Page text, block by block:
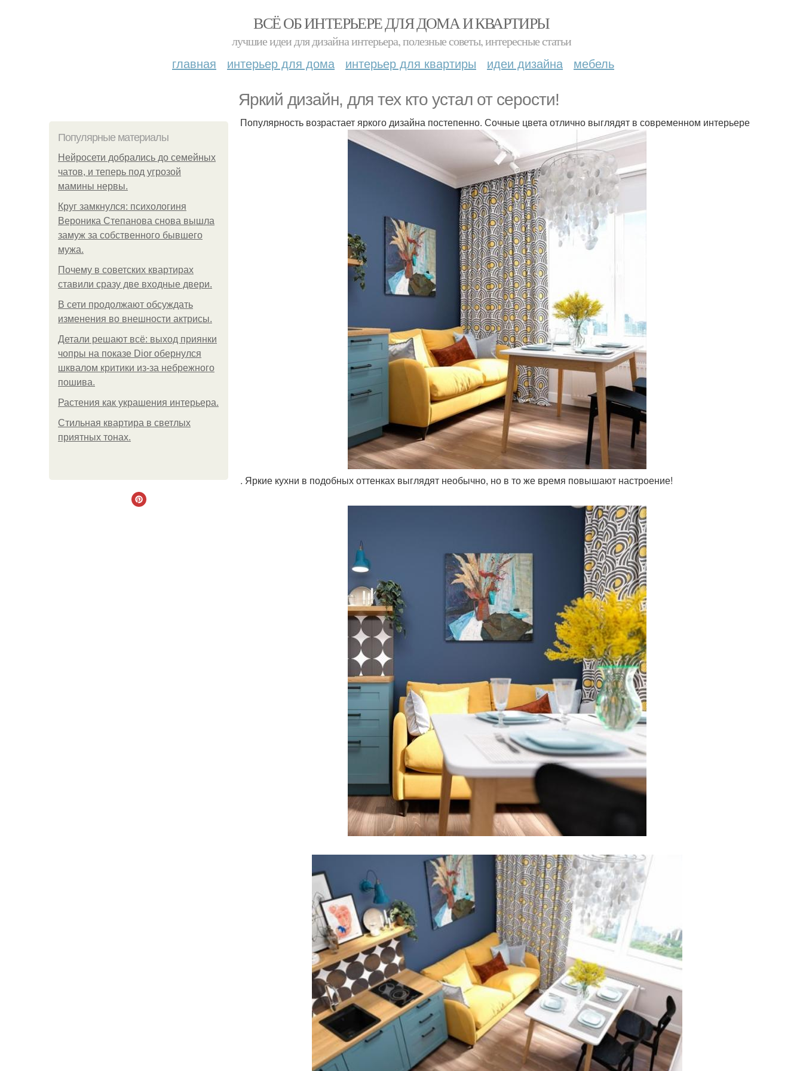
ВСЁ ОБ ИНТЕРЬЕРЕ ДЛЯ ДОМА И КВАРТИРЫ
лучшие идеи для дизайна интерьера, полезные советы, интересные статьи
главная интерьер для дома интерьер для квартиры идеи дизайна мебель
Яркий дизайн, для тех кто устал от серости!
Популярные материалы
Нейросети добрались до семейных
чатов, и теперь под угрозой
мамины нервы.
Круг замкнулся: психологиня
Вероника Степанова снова вышла
замуж за собственного бывшего
мужа.
Почему в советских квартирах
ставили сразу две входные двери.
В сети продолжают обсуждать
изменения во внешности актрисы.
Детали решают всё: выход приянки
чопры на показе Dior обернулся
шквалом критики из-за небрежного
пошива.
Растения как украшения интерьера.
Стильная квартира в светлых
приятных тонах.
Популярность возрастает яркого дизайна постепенно. Сочные цвета отлично выглядят в современном интерьере
. Яркие кухни в подобных оттенках выглядят необычно, но в то же время повышают настроение!